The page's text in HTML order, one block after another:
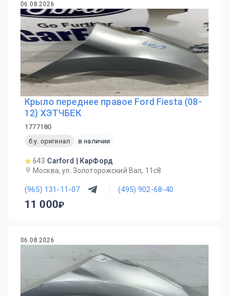
06.08.2026
Крыло переднее правое Ford Fiesta (08-
12) ХЭТЧБЕК
1777180
б.у. оригинал
в наличии
643 Carford | КарФорд
Москва, ул. Золоторожский Вал, 11с8
(965) 131-11-07 (495) 902-68-40
11 000
06.08.2026